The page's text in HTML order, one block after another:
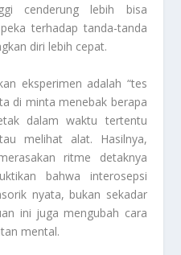
cenderung lebih bisa
terhadap tanda-tanda
diri lebih cepat.
eksperimen adalah “tes
di minta menebak berapa
dalam waktu tertentu
melihat alat. Hasilnya,
ritme detaknya
bahwa interosepsi
nyata, bukan sekadar
ini juga mengubah cara
mental.